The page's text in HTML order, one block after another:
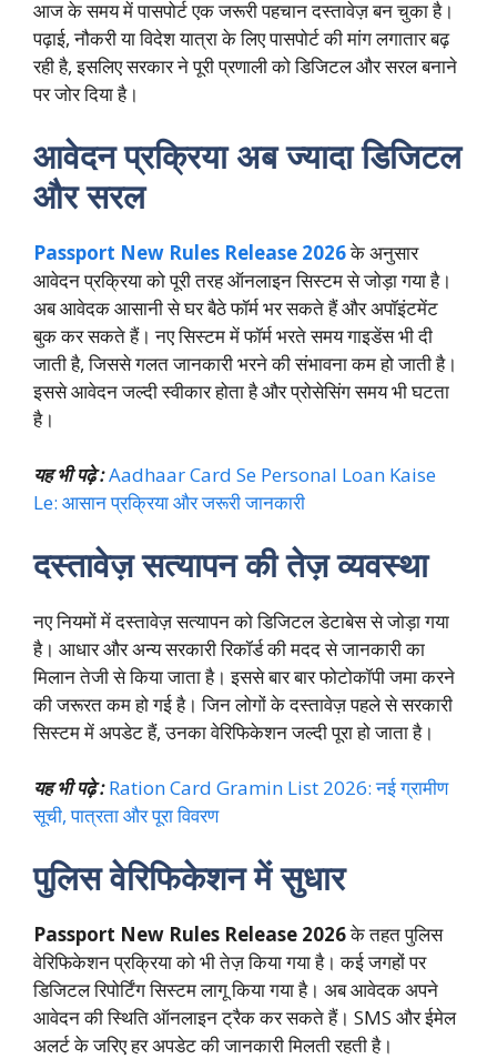
आज के समय में पासपोर्ट एक जरूरी पहचान दस्तावेज़ बन चुका है।
पढ़ाई, नौकरी या विदेश यात्रा के लिए पासपोर्ट की मांग लगातार बढ़
रही है, इसलिए सरकार ने पूरी प्रणाली को डिजिटल और सरल बनाने
पर जोर दिया है।
आवेदन प्रक्रिया अब ज्यादा डिजिटल
और सरल
Passport New Rules Release 2026के अनुसार
आवेदन प्रक्रिया को पूरी तरह ऑनलाइन सिस्टम से जोड़ा गया है।
अब आवेदक आसानी से घर बैठे फॉर्म भर सकते हैं और अपॉइंटमेंट
बुक कर सकते हैं। नए सिस्टम में फॉर्म भरते समय गाइडेंस भी दी
जाती है, जिससे गलत जानकारी भरने की संभावना कम हो जाती है।
इससे आवेदन जल्दी स्वीकार होता है और प्रोसेसिंग समय भी घटता
है।
यह भी पढ़े :Aadhaar Card Se Personal Loan Kaise
Le: आसान प्रक्रिया और जरूरी जानकारी
दस्तावेज़ सत्यापन की तेज़ व्यवस्था
नए नियमों में दस्तावेज़ सत्यापन को डिजिटल डेटाबेस से जोड़ा गया
है। आधार और अन्य सरकारी रिकॉर्ड की मदद से जानकारी का
मिलान तेजी से किया जाता है। इससे बार बार फोटोकॉपी जमा करने
की जरूरत कम हो गई है। जिन लोगों के दस्तावेज़ पहले से सरकारी
सिस्टम में अपडेट हैं, उनका वेरिफिकेशन जल्दी पूरा हो जाता है।
यह भी पढ़े : Ration Card Gramin List 2026: नई ग्रामीण
सूची, पात्रता और पूरा विवरण
पुलिस वेरिफिकेशन में सुधार
Passport New Rules Release 2026के तहत पुलिस
वेरिफिकेशन प्रक्रिया को भी तेज़ किया गया है। कई जगहों पर
डिजिटल रिपोर्टिंग सिस्टम लागू किया गया है। अब आवेदक अपने
आवेदन की स्थिति ऑनलाइन ट्रैक कर सकते हैं। SMS और ईमेल
अलर्ट के जरिए हर अपडेट की जानकारी मिलती रहती है।